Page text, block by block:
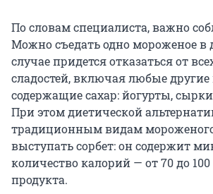
По словам специалиста, важно
Можно съедать одно мороженое в
случае придется отказаться от
сладостей, включая любые
содержащие сахар: йогурты,
При этом диетической
традиционным видам
выступать сорбет: он содержит
количество калорий — от 70 до
продукта.